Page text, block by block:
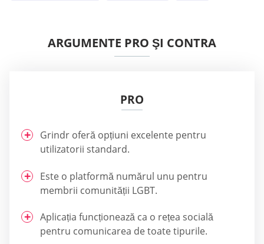
ARGUMENTE PRO ŞI CONTRA
PRO
Grindr oferă opțiuni excelente pentru
utilizatorii standard.
Este o platformă numărul unu pentru
membrii comunității LGBT.
Aplicația funcționează ca o rețea socială
pentru comunicarea de toate tipurile.